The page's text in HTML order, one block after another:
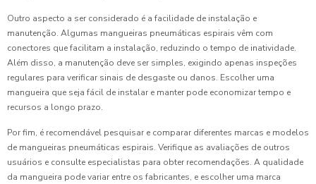
Outro aspecto a ser considerado é a facilidade de instalação e
manutenção. Algumas mangueiras pneumáticas espirais vêm com
conectores que facilitam a instalação, reduzindo o tempo de inatividade.
Além disso, a manutenção deve ser simples, exigindo apenas inspeções
regulares para verificar sinais de desgaste ou danos. Escolher uma
mangueira que seja fácil de instalar e manter pode economizar tempo e
recursos a longo prazo.
Por fim, é recomendável pesquisar e comparar diferentes marcas e modelos
de mangueiras pneumáticas espirais. Verifique as avaliações de outros
usuários e consulte especialistas para obter recomendações. A qualidade
da mangueira pode variar entre os fabricantes, e escolher uma marca